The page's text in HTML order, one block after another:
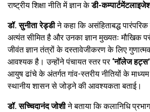
राष्ट्रीय शिक्षा नीति में ज्ञान केडी-
डॉ. सुनीता रेड्डीने कहा कि असंहिताबद्ध पारंपरिक
अत्यंत सीमित है और उनका ज्ञान मुख्यतः मौखिक
जीवंत ज्ञान तंत्रों के दस्तावेजीकरण के लिए
आवश्यक है। उन्होंने पंचायत स्तर पर ‘नॉलेज हट्स’
आयुष ढांचे के अंतर्गत गांव-स्तरीय नीतियों के माध्यम
स्थानीय शासन से जोड़ने की आवश्यकता बताई।
डॉ. सच्चिदानंद जोशीने बताया कि कलानिधि